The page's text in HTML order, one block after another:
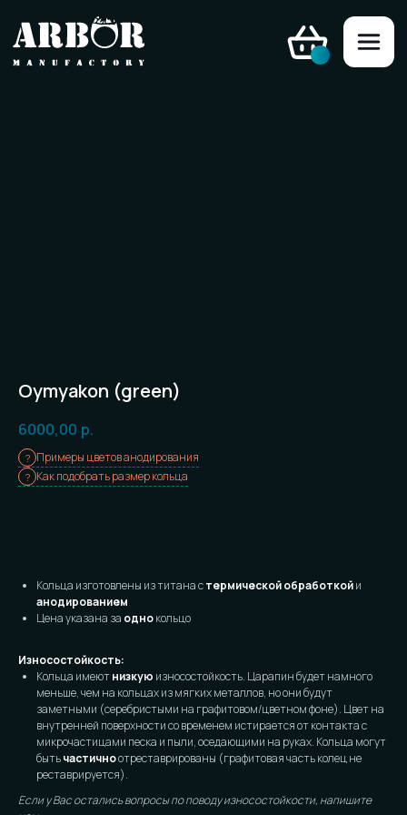
Oymyakon (green)
6000,00 р.
Примеры цветов анодирования
Как подобрать размер кольца
Кольца изготовлены из титана стермической обработкойи
анодированием
Цена указана за однокольцо
Износостойкость:
Кольца имеютнизкую износостойкость. Царапин будет намного
меньше, чем на кольцах из мягких металлов, но они будут
заметными (серебристыми на графитовом/цветном фоне). Цвет на
внутренней поверхности со временем истирается от контакта с
микрочастицами песка и пыли, оседающими на руках. Кольца могут
бытьчастичноотреставрированы (графитовая часть колец не
реставрируется).
Если у Вас остались вопросы по поводу износостойкости, напишите